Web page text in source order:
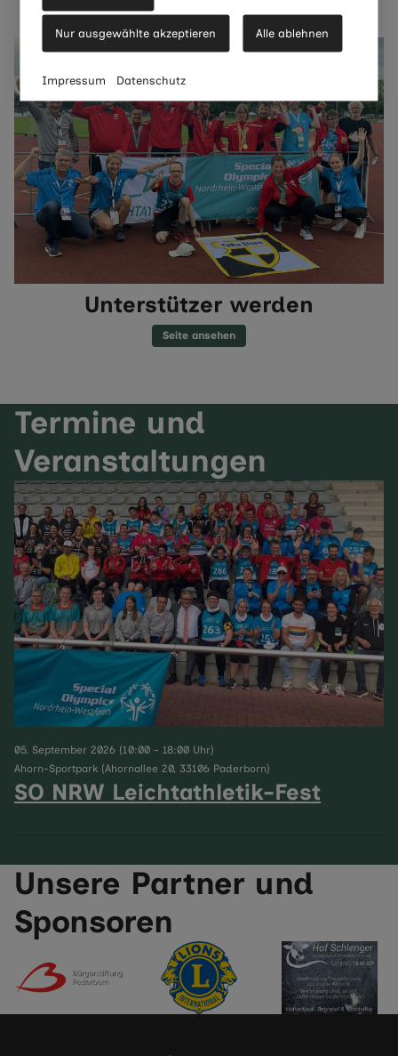
Nur ausgewählte akzeptieren Alle ablehnen
Impressum Datenschutz
Unterstützer werden
Seite ansehen
Termine und
Veranstaltungen
05. September 2026 (10:00 - 18:00 Uhr)
Ahorn-Sportpark (Ahornallee 20, 33106 Paderborn)
SO NRW Leichtathletik-Fest
Unsere Partner und
Sponsoren